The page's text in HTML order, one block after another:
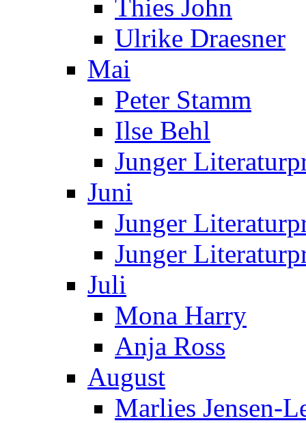
Thies John
Ulrike Draesner
Mai
Peter Stamm
Ilse Behl
Junger
Juni
Junger
Junger
Juli
Mona Harry
Anja Ross
August
Marlies Jensen-